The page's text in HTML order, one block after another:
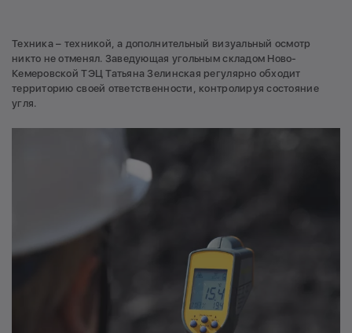
Техника – техникой, а дополнительный визуальный осмотр
никто не отменял. Заведующая угольным складом Ново-
Кемеровской ТЭЦ Татьяна Зелинская регулярно обходит
территорию своей ответственности, контролируя состояние
угля.